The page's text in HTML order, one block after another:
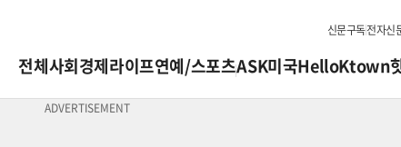
신문구독전자신
전체사회경제라이프연예/스포츠ASK미국HelloKtown